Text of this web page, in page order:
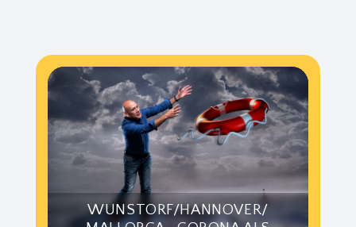
WUNSTORF/HANNOVER/